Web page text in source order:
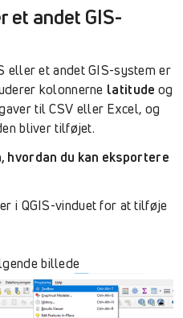
et andet GIS-
eller et andet GIS-system er
kolonnerne latitude og
til CSV eller Excel, og
bliver tilføjet.
hvordan du kan eksportere
i QGIS-vinduet for at tilføje
billede